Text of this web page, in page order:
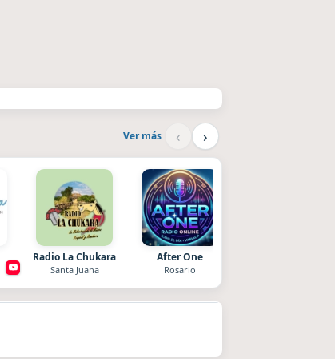
Ver más ‹ ›
Radio La Chukara
Santa Juana
After One
Rosario